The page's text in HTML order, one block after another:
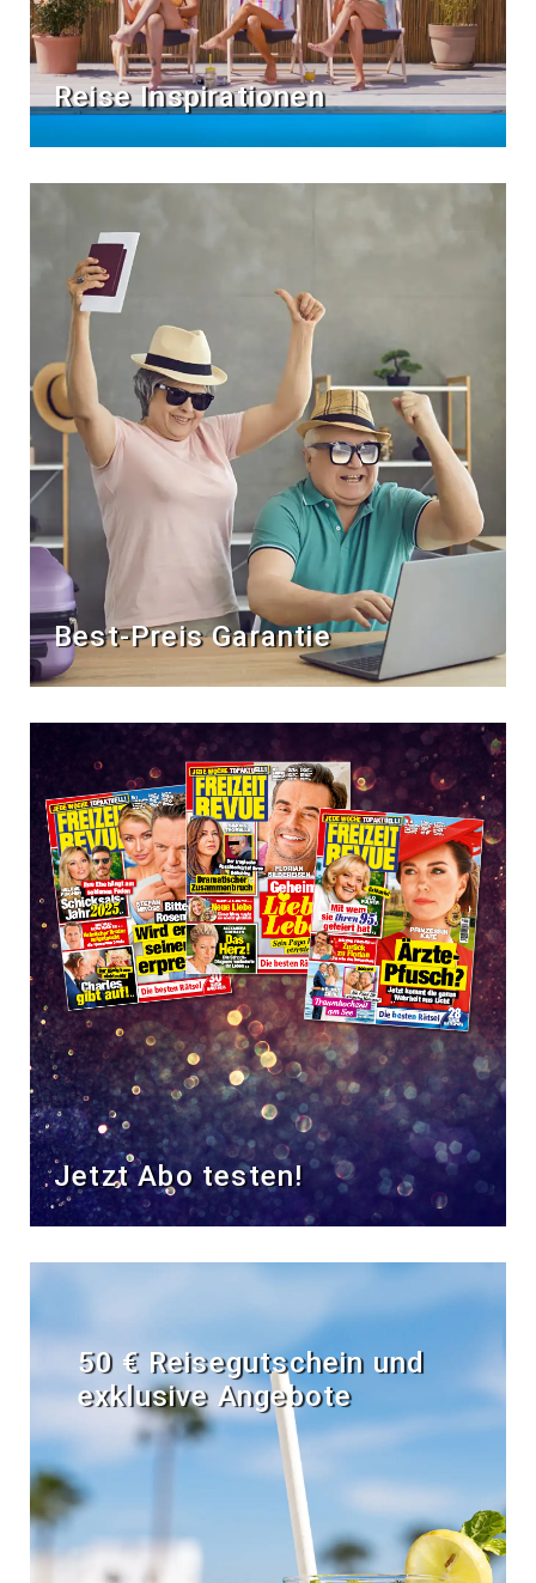
Reise Inspirationen
Best-Preis Garantie
Jetzt Abo testen!
50 € Reisegutschein und
exklusive Angebote